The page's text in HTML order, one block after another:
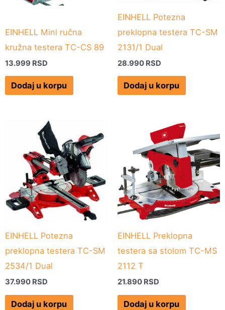
EINHELL Mini ručna
kružna testera TC-CS 89
13.999 RSD
Dodaj u korpu
EINHELL Potezna
preklopna testera TC-SM
2131/1 Dual
28.990 RSD
Dodaj u korpu
EINHELL Potezna
preklopna testera TC-SM
2534/1 Dual
37.990 RSD
Dodaj u korpu
EINHELL Preklopna
testera sa stolom TC-MS
2112 T
21.890 RSD
Dodaj u korpu